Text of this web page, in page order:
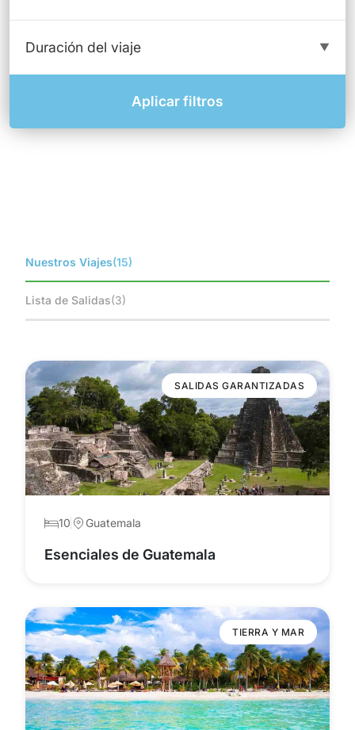
Aplicar filtros
Nuestros Viajes(15)
Lista de Salidas(3)
SALIDAS GARANTIZADAS
10 Guatemala
Esenciales de Guatemala
TIERRA Y MAR